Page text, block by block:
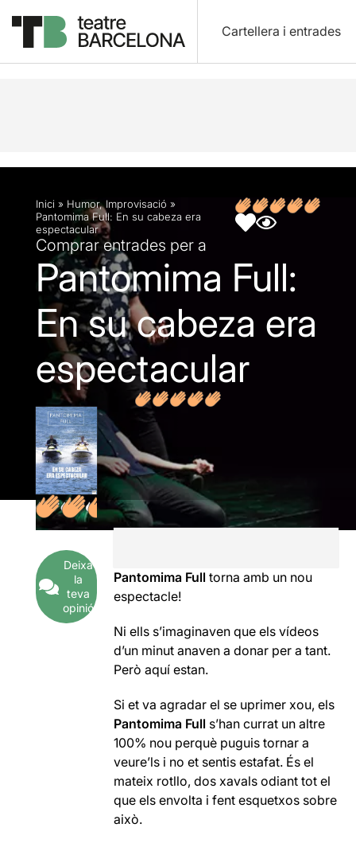
Cartellera i entrades
Descripció Fitxa artística
Inici » Humor,Improvisació »
Pantomima Full: En su cabeza era
espectacular
Comprar entrades per a
Pantomima Full:
En su cabeza era
espectacular
Deixa
la
teva
opinió
Pantomima Full torna amb un nou
espectacle!
Ni ells s’imaginaven que els vídeos
d’un minut anaven a donar per a tant.
Però aquí estan.
Si et va agradar el se uprimer xou, els
Pantomima Full s’han currat un altre
100% nou perquè puguis tornar a
veure’ls i no et sentis estafat. És el
mateix rotllo, dos xavals odiant tot el
que els envolta i fent esquetxos sobre
això.